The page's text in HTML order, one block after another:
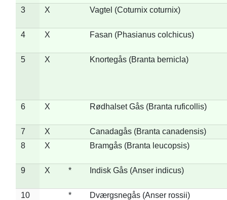
3 X Vagtel (Coturnix coturnix)
4 X Fasan (Phasianus colchicus)
5 X Knortegås (Branta bernicla)
6 X Rødhalset Gås (Branta ruficollis)
7 X
Canadagås (Branta canadensis)
8
X Bramgås (Branta leucopsis)
9 X * Indisk Gås (Anser indicus)
10 *
Dværgsnegås (Anser rossii)